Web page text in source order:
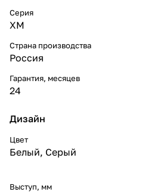
Серия
XM
Страна производства
Россия
Гарантия, месяцев
24
Дизайн
Цвет
Белый, Серый
Выступ, мм